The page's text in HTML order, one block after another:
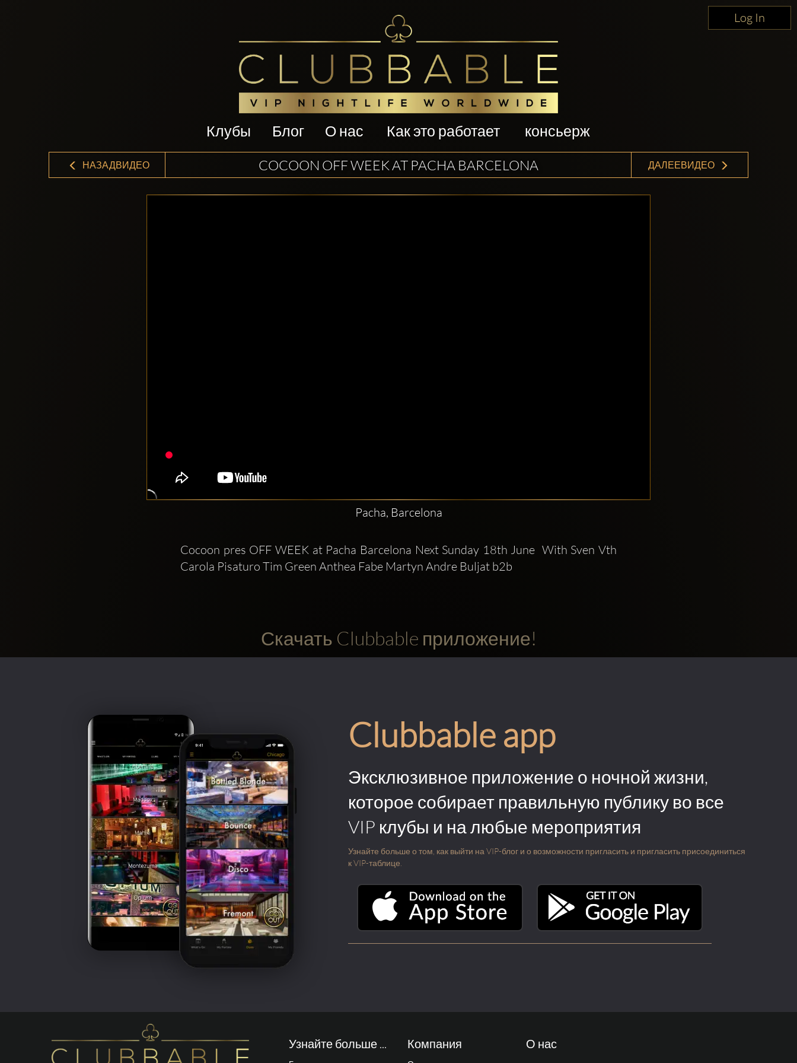
Log In
Клубы Блог О нас Как это работает консьерж
НАЗАДВИДЕО COCOON OFF WEEK AT PACHA BARCELONA ДАЛЕЕВИДЕО
Pacha, Barcelona
Cocoon pres OFF WEEK at Pacha Barcelona Next Sunday 18th June  With Sven Vth
Carola Pisaturo Tim Green Anthea Fabe Martyn Andre Buljat b2b
Скачать Clubbable приложение!
Clubbable app
Эксклюзивное приложение о ночной жизни,
которое собирает правильную публику во все
VIP клубы и на любые мероприятия
Узнайте больше о том, как выйти на VIP-блог и о возможности пригласить и пригласить присоединиться
к VIP-таблице.
Узнайте больше ... Компания О нас